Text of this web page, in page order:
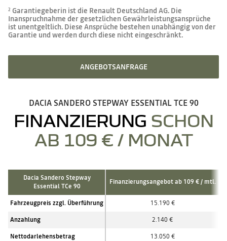
2 Garantiegeberin ist die Renault Deutschland AG. Die
Inanspruchnahme der gesetzlichen Gewährleistungsansprüche
ist unentgeltlich. Diese Ansprüche bestehen unabhängig von der
Garantie und werden durch diese nicht eingeschränkt.
ANGEBOTSANFRAGE
DACIA SANDERO STEPWAY ESSENTIAL TCE 90
FINANZIERUNG SCHON
AB 109 € / MONAT
Dacia Sandero Stepway
Essential TCe 90
Finanzierungsangebot ab 109 € / mtl.
Fahrzeugpreis zzgl. Überführung 15.190 €
Anzahlung 2.140 €
Nettodarlehensbetrag 13.050 €